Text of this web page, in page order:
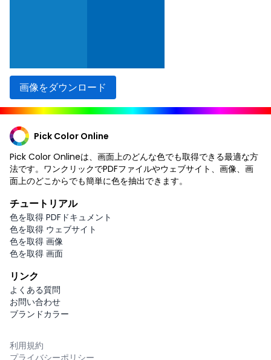
画像をダウンロード
Pick Color Online
Pick Color Onlineは、画面上のどんな色でも取得できる最適な方
法です。ワンクリックでPDFファイルやウェブサイト、画像、画
面上のどこからでも簡単に色を抽出できます。
チュートリアル
色を取得 PDFドキュメント
色を取得 ウェブサイト
色を取得 画像
色を取得 画面
リンク
よくある質問
お問い合わせ
ブランドカラー
利用規約
プライバシーポリシー